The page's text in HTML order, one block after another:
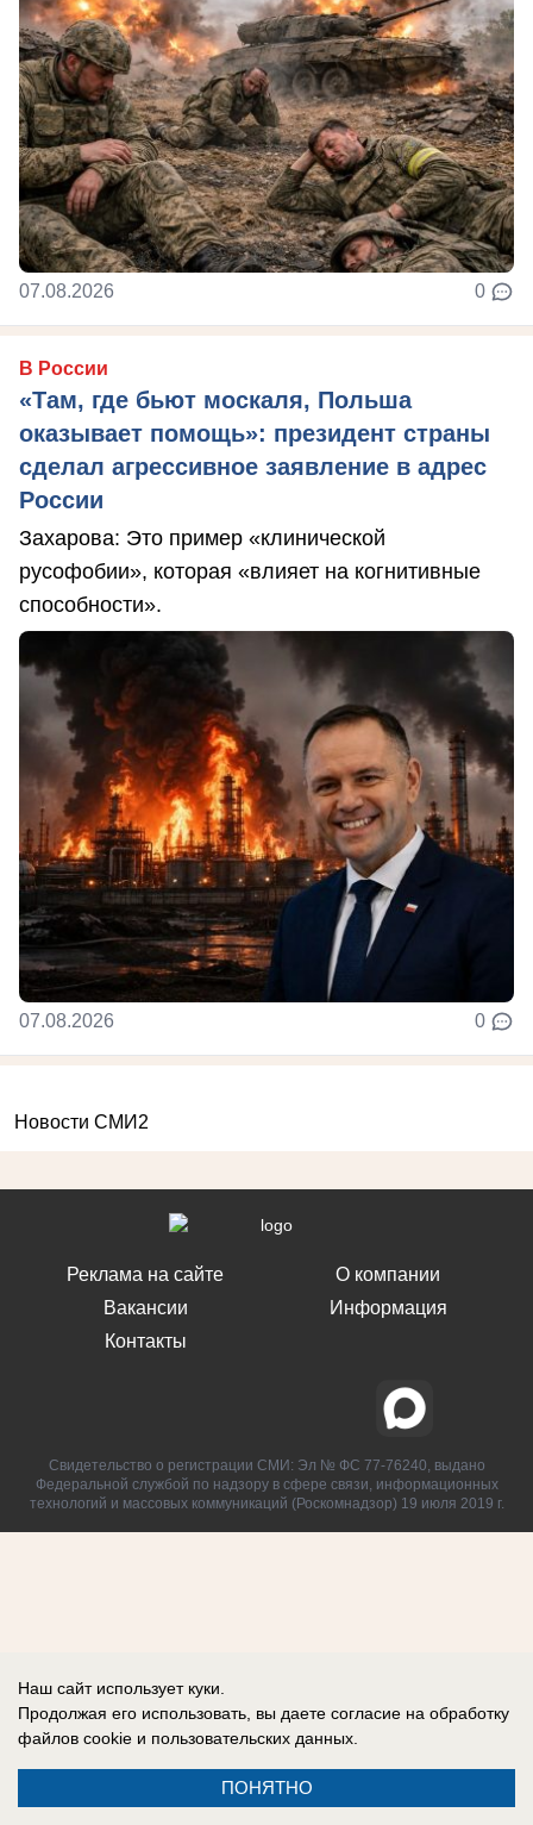
07.08.2026 0
В России
«Там, где бьют москаля, Польша
оказывает помощь»: президент страны
сделал агрессивное заявление в адрес
России
Захарова: Это пример «клинической
русофобии», которая «влияет на когнитивные
способности».
07.08.2026 0
Новости СМИ2
Реклама на сайте
Вакансии
Контакты
О компании
Информация
Свидетельство о регистрации СМИ: Эл № ФС 77-76240, выдано
Федеральной службой по надзору в сфере связи, информационных
технологий и массовых коммуникаций (Роскомнадзор) 19 июля 2019 г.
Наш сайт использует куки.
Продолжая его использовать, вы даете согласие на обработку
файлов cookie и пользовательских данных.
ПОНЯТНО